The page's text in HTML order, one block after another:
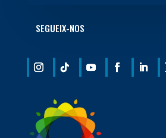
SEGUEIX-NOS